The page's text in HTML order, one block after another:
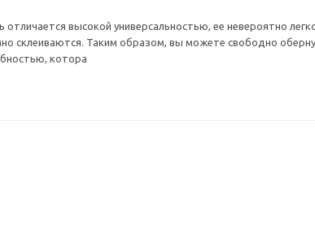
отличается высокой универсальностью, ее невероятно
склеиваются. Таким образом, вы можете свободно
котора